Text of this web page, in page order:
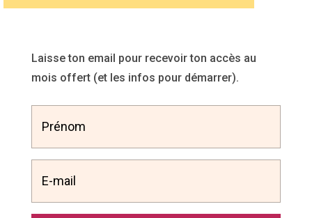
Laisse ton email pour recevoir ton accès au
mois offert (et les infos pour démarrer).